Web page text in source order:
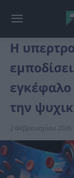
Η
εγκέφαλο
την
2 Φεβρουαρίου 2026